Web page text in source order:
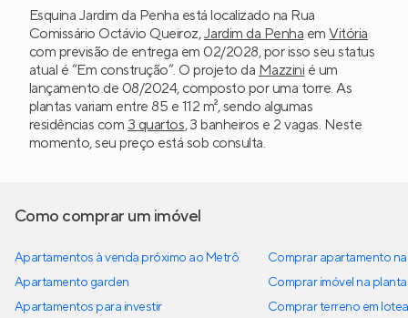
Esquina Jardim da Penha está localizado na Rua
Comissário Octávio Queiroz,Jardim da Penha emVitória
com previsão de entrega em 02/2028, por isso seu status
atual é “Em construção”. O projeto da Mazzini é um
lançamento de 08/2024, composto por uma torre. As
plantas variam entre 85 e 112 m², sendo algumas
residências com 3 quartos, 3 banheiros e 2 vagas. Neste
momento, seu preço está sob consulta.
Como comprar um imóvel
Apartamentos à venda próximo ao Metrô
Apartamento garden
Apartamentos para investir
Comprar apartamento
Comprar imóvel na planta
Comprar terreno em